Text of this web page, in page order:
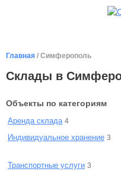
Главная / Симферополь
Склады в
Объекты по категориям
Аренда склада 4
Индивидуальное хранение 3
Транспортные услуги 3